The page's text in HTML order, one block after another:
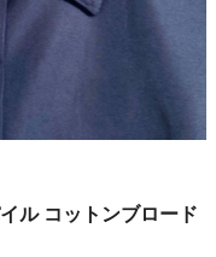
ル コットンブロード